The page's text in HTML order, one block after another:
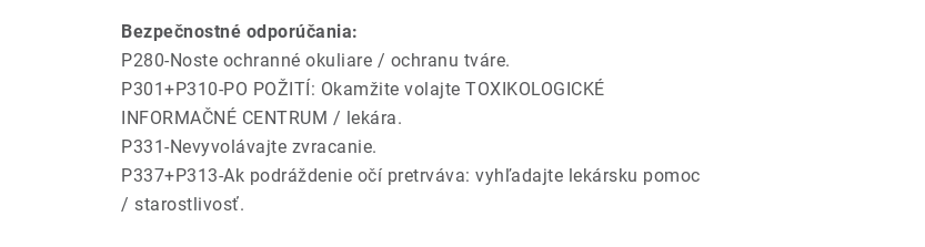
Bezpečnostné odporúčania:
P280-Noste ochranné okuliare / ochranu tváre.
P301+P310-PO POŽITÍ: Okamžite volajte TOXIKOLOGICKÉ
INFORMAČNÉ CENTRUM / lekára.
P331-Nevyvolávajte zvracanie.
P337+P313-Ak podráždenie očí pretrváva: vyhľadajte lekársku pomoc
/ starostlivosť.